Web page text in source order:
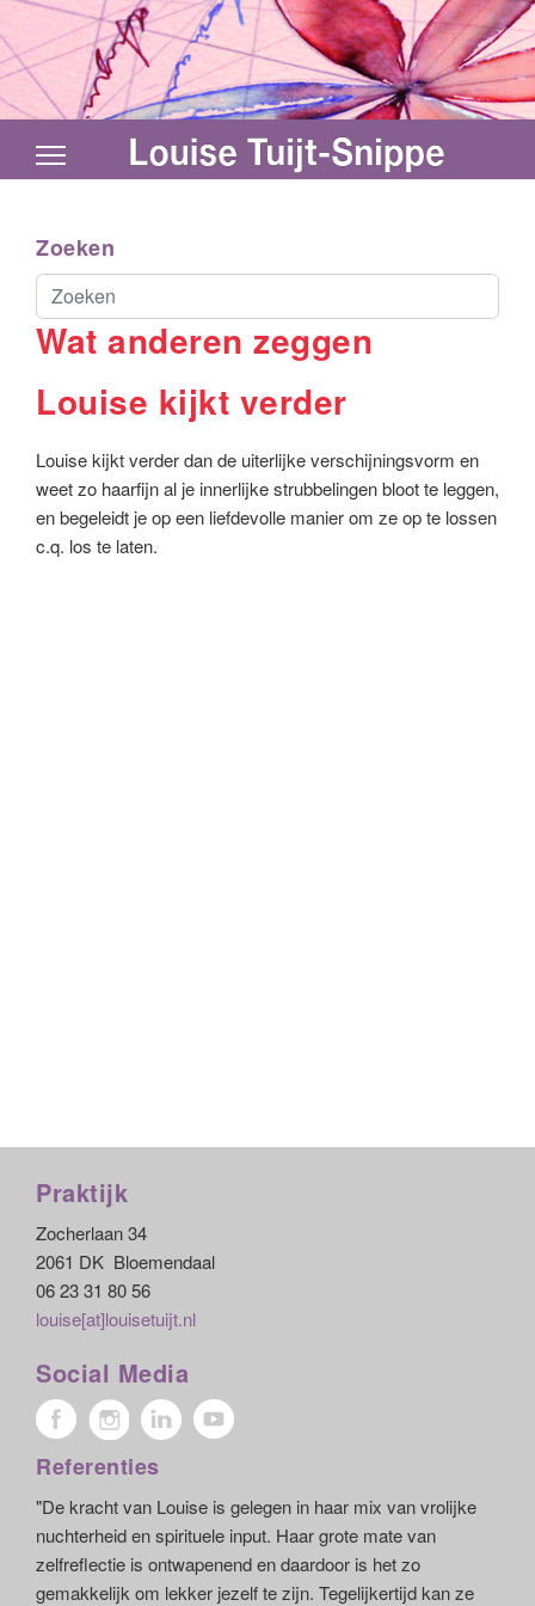
Zoeken
Zoeken...
Wat anderen zeggen
Louise kijkt verder
Louise kijkt verder dan de uiterlijke verschijningsvorm en
weet zo haarfijn al je innerlijke strubbelingen bloot te leggen,
en begeleidt je op een liefdevolle manier om ze op te lossen
c.q. los te laten.
Praktijk
Zocherlaan 34
2061 DK Bloemendaal
06 23 31 80 56
louise[at]louisetuijt.nl
Social Media
Referenties
"De kracht van Louise is gelegen in haar mix van vrolijke
nuchterheid en spirituele input. Haar grote mate van
zelfreflectie is ontwapenend en daardoor is het zo
gemakkelijk om lekker jezelf te zijn. Tegelijkertijd kan ze